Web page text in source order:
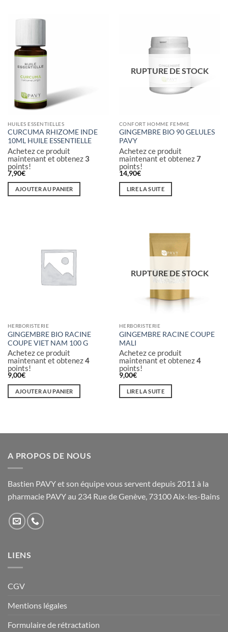
HUILES ESSENTIELLES
CURCUMA RHIZOME INDE
10ML HUILE ESSENTIELLE
Achetez ce produit
maintenant et obtenez3
points!
7,90€
AJOUTER AU PANIER
RUPTURE DE STOCK
CONFORT HOMME FEMME
GINGEMBRE BIO 90 GELULES
PAVY
Achetez ce produit
maintenant et obtenez7
points!
14,90€
LIRE LA SUITE
HERBORISTERIE
GINGEMBRE BIO RACINE
COUPE VIET NAM 100 G
Achetez ce produit
maintenant et obtenez4
points!
9,00€
AJOUTER AU PANIER
RUPTURE DE STOCK
HERBORISTERIE
GINGEMBRE RACINE COUPE
MALI
Achetez ce produit
maintenant et obtenez4
points!
9,00€
LIRE LA SUITE
A PROPOS DE NOUS
Bastien PAVY et son équipe vous servent depuis 2011 à la
pharmacie PAVY au 234 Rue de Genève, 73100 Aix-les-Bains
LIENS
CGV
Mentions légales
Formulaire de rétractation